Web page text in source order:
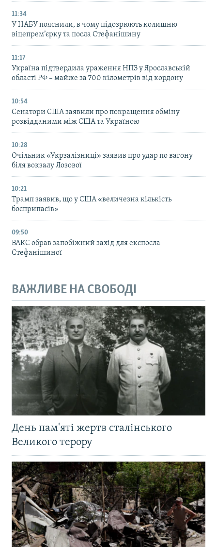
11:34
У НАБУ пояснили, в чому підозрюють колишню
віцепрем’єрку та посла Стефанішину
11:17
Україна підтвердила ураження НПЗ у Ярославській
області РФ – майже за 700 кілометрів від кордону
10:54
Сенатори США заявили про покращення обміну
розвідданими між США та Україною
10:28
Очільник «Укрзалізниці» заявив про удар по вагону
біля вокзалу Лозової
10:21
Трамп заявив, що у США «величезна кількість
боєприпасів»
09:50
ВАКС обрав запобіжний захід для експосла
Стефанішиної
ВАЖЛИВЕ НА СВОБОДІ
День пам'яті жертв сталінського
Великого терору